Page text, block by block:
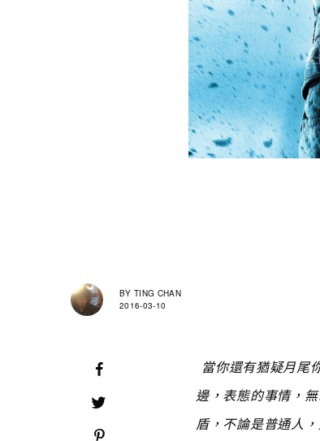
BY TING CHAN
2016-03-10
當你還有猶疑月尾
邊，表態的事情，
盾，不論是普通人